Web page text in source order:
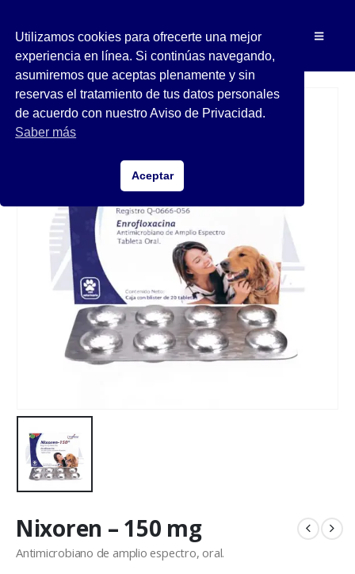
Nixoren – 150 mg
Antimicrobiano de amplio espectro, oral.
Utilizamos cookies para ofrecerte una mejor
experiencia en línea. Si continúas navegando,
asumiremos que aceptas plenamente y sin
reservas el tratamiento de tus datos personales
de acuerdo con nuestro Aviso de Privacidad.
Saber más
Aceptar